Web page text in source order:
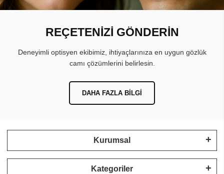
REÇETENİZİ GÖNDERİN
Deneyimli optisyen ekibimiz, ihtiyaçlarınıza en uygun gözlük
camı çözümlerini belirlesin.
DAHA FAZLA BILGI
Kurumsal
Kategoriler